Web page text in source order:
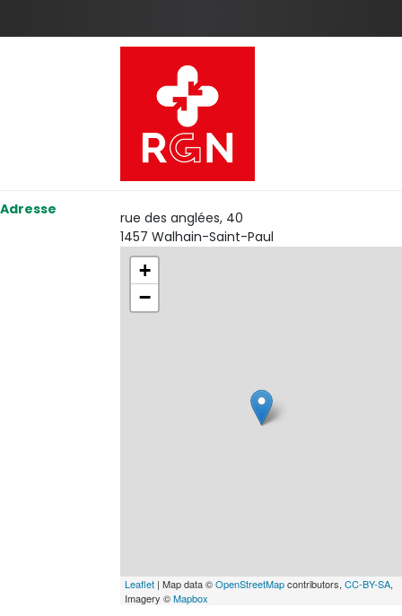
Adresse
rue des anglées, 40
1457 Walhain-Saint-Paul
+
−
Leaflet | Map data ©OpenStreetMapcontributors,CC-BY-SA,
Imagery ©Mapbox